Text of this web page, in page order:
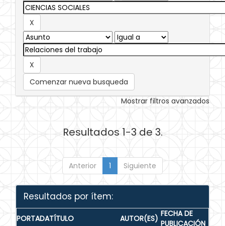
Comenzar nueva busqueda
Mostrar filtros avanzados
Resultados 1-3 de 3.
Anterior 1 Siguiente
Resultados por ítem:
PORTADATÍTULO AUTOR(ES) FECHA DE
PUBLICACIÓN